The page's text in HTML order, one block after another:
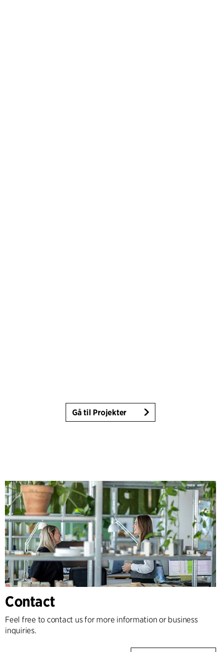
Gå til Projekter
Contact
Feel free to contact us for more information or business
inquiries.